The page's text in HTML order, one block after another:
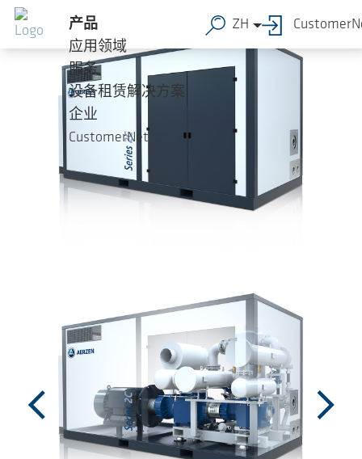
跳转到主要内容
产品
应用领域
服务
设备租赁解决方案
企业
CustomerNet
ZH